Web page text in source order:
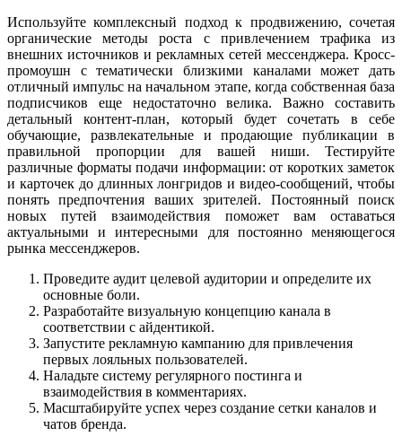
Используйте комплексный подход к продвижению, сочетая
органические методы роста с привлечением трафика из
внешних источников и рекламных сетей мессенджера. Кросс-
промоушн с тематически близкими каналами может дать
отличный импульс на начальном этапе, когда собственная база
подписчиков еще недостаточно велика. Важно составить
детальный контент-план, который будет сочетать в себе
обучающие, развлекательные и продающие публикации в
правильной пропорции для вашей ниши. Тестируйте
различные форматы подачи информации: от коротких заметок
и карточек до длинных лонгридов и видео-сообщений, чтобы
понять предпочтения ваших зрителей. Постоянный поиск
новых путей взаимодействия поможет вам оставаться
актуальными и интересными для постоянно меняющегося
рынка мессенджеров.
Проведите аудит целевой аудитории и определите их
основные боли.
Разработайте визуальную концепцию канала в
соответствии с айдентикой.
Запустите рекламную кампанию для привлечения
первых лояльных пользователей.
Наладьте систему регулярного постинга и
взаимодействия в комментариях.
Масштабируйте успех через создание сетки каналов и
чатов бренда.